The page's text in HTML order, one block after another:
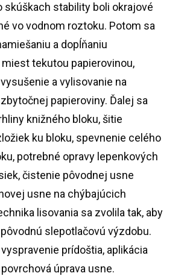
skúškach stability boli okrajové
vo vodnom roztoku. Potom sa
a dopĺňaniu
tekutou papierovinou,
a vylisovanie na
papieroviny. Ďalej sa
knižného bloku, šitie
ku bloku, spevnenie celého
potrebné opravy lepenkových
čistenie pôvodnej usne
usne na chýbajúcich
lisovania sa zvolila tak, aby
slepotlačovú výzdobu.
prídoštia, aplikácia
úprava usne.